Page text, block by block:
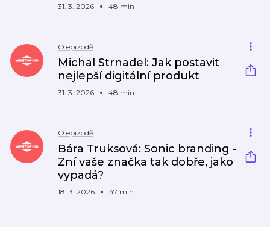
31. 3. 2026 48 min
O epizodě
Michal Strnadel: Jak postavit
nejlepší digitální produkt
31. 3. 2026 48 min
O epizodě
Bára Truksová: Sonic branding -
Zní vaše značka tak dobře, jako
vypadá?
18. 3. 2026 47 min